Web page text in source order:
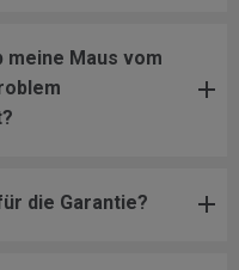
meine Maus vom
die Garantie?